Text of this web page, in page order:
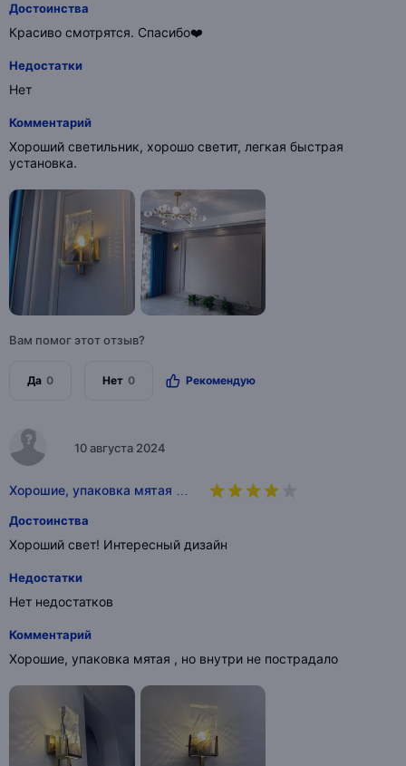
Достоинства
Красиво смотрятся. Спасибо❤️
Недостатки
Нет
Комментарий
Хороший светильник, хорошо светит, легкая быстрая
установка.
Вам помог этот отзыв?
Да 0 Нет 0 Рекомендую
10 августа 2024
Хорошие, упаковка мятая …
Достоинства
Хороший свет! Интересный дизайн
Недостатки
Нет недостатков
Комментарий
Хорошие, упаковка мятая , но внутри не пострадало